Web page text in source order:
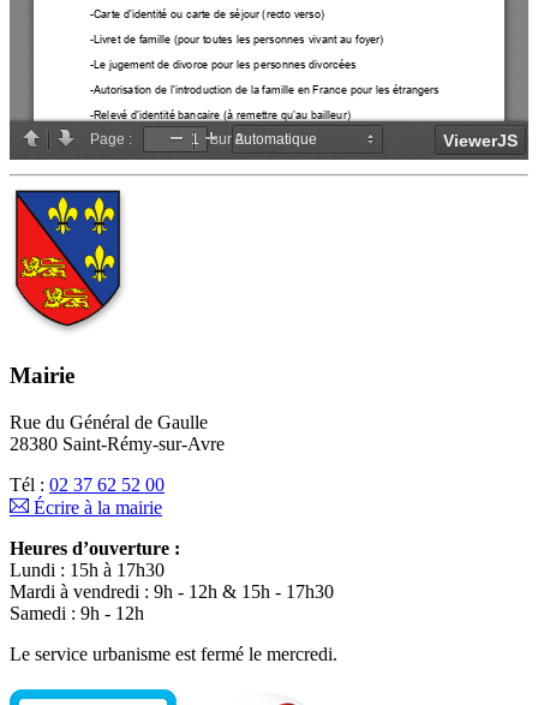
Mairie
Rue du Général de Gaulle
28380 Saint-Rémy-sur-Avre
Tél : 02 37 62 52 00
Écrire à la mairie
Heures d’ouverture :
Lundi : 15h à 17h30
Mardi à vendredi : 9h - 12h & 15h - 17h30
Samedi : 9h - 12h
Le service urbanisme est fermé le mercredi.